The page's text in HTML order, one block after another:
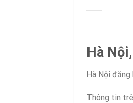
Hà
Hà Nội
Thông tin